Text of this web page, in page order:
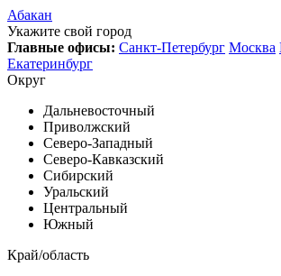
Абакан
Укажите свой город
Главные офисы: Санкт-Петербург Москва
Екатеринбург
Округ
Дальневосточный
Приволжский
Северо-Западный
Северо-Кавказский
Сибирский
Уральский
Центральный
Южный
Край/область